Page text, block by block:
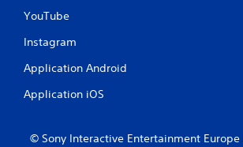
YouTube
Instagram
Application Android
Application iOS
© Sony Interactive Entertainment Europe